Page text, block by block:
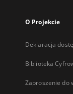
O Projekcie
Deklaracja
Biblioteka
Zaproszenie do